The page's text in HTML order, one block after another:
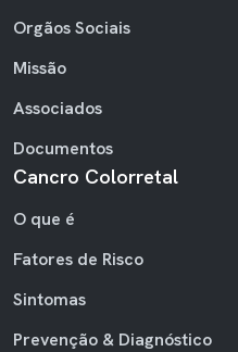
Orgãos Sociais
Missão
Associados
Documentos
Cancro Colorretal
O que é
Fatores de Risco
Sintomas
Prevenção & Diagnóstico